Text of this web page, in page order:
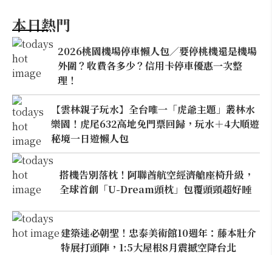
本日熱門
2026桃園機場停車懶人包／要停桃機還是機場
外圍？收費各多少？信用卡停車優惠一次整
理！
【雲林親子玩水】全台唯一「虎爺主題」叢林水
樂園！虎尾632高地免門票回歸，玩水＋4大順遊
秘境一日遊懶人包
搭機告別落枕！阿聯酋航空經濟艙座椅升級，
全球首創「U-Dream頭枕」包覆頭頸超好睡
建築迷必朝聖！忠泰美術館10週年：藤本壯介
特展打頭陣，1:5大屋根8月震撼空降台北